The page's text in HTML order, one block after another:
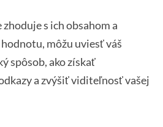
s ich obsahom a
môžu uviesť váš
spôsob, ako získať
a zvýšiť viditeľnosť vašej